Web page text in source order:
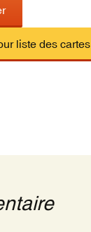
liste des cartes